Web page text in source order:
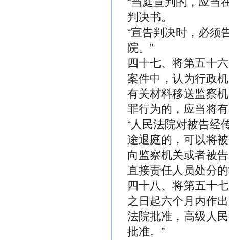
判决书。
“宣告判决时，必须
院。”
四十七、将第五十
案件中，认为行政
有关材料移送监察
罪行为的，应当将
“人民法院对被告经
途退庭的，可以将
向监察机关或者被
直接责任人员处分
四十八、将第五十
之日起六个月内作
法院批准，高级人
批准。”